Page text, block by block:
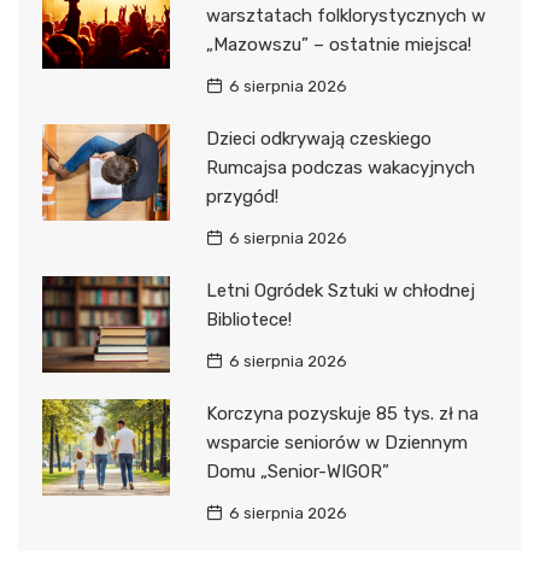
warsztatach folklorystycznych w
„Mazowszu” – ostatnie miejsca!
6 sierpnia 2026
Dzieci odkrywają czeskiego
Rumcajsa podczas wakacyjnych
przygód!
6 sierpnia 2026
Letni Ogródek Sztuki w chłodnej
Bibliotece!
6 sierpnia 2026
Korczyna pozyskuje 85 tys. zł na
wsparcie seniorów w Dziennym
Domu „Senior-WIGOR”
6 sierpnia 2026